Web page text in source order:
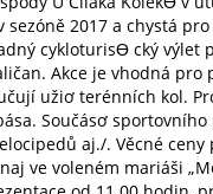
2017 a chystá
cykloturisƟ cký výlet
Akce je vhodná pro
užiơ terénních kol.
Součásơ
aj./. Věcné
ve voleném mariáši